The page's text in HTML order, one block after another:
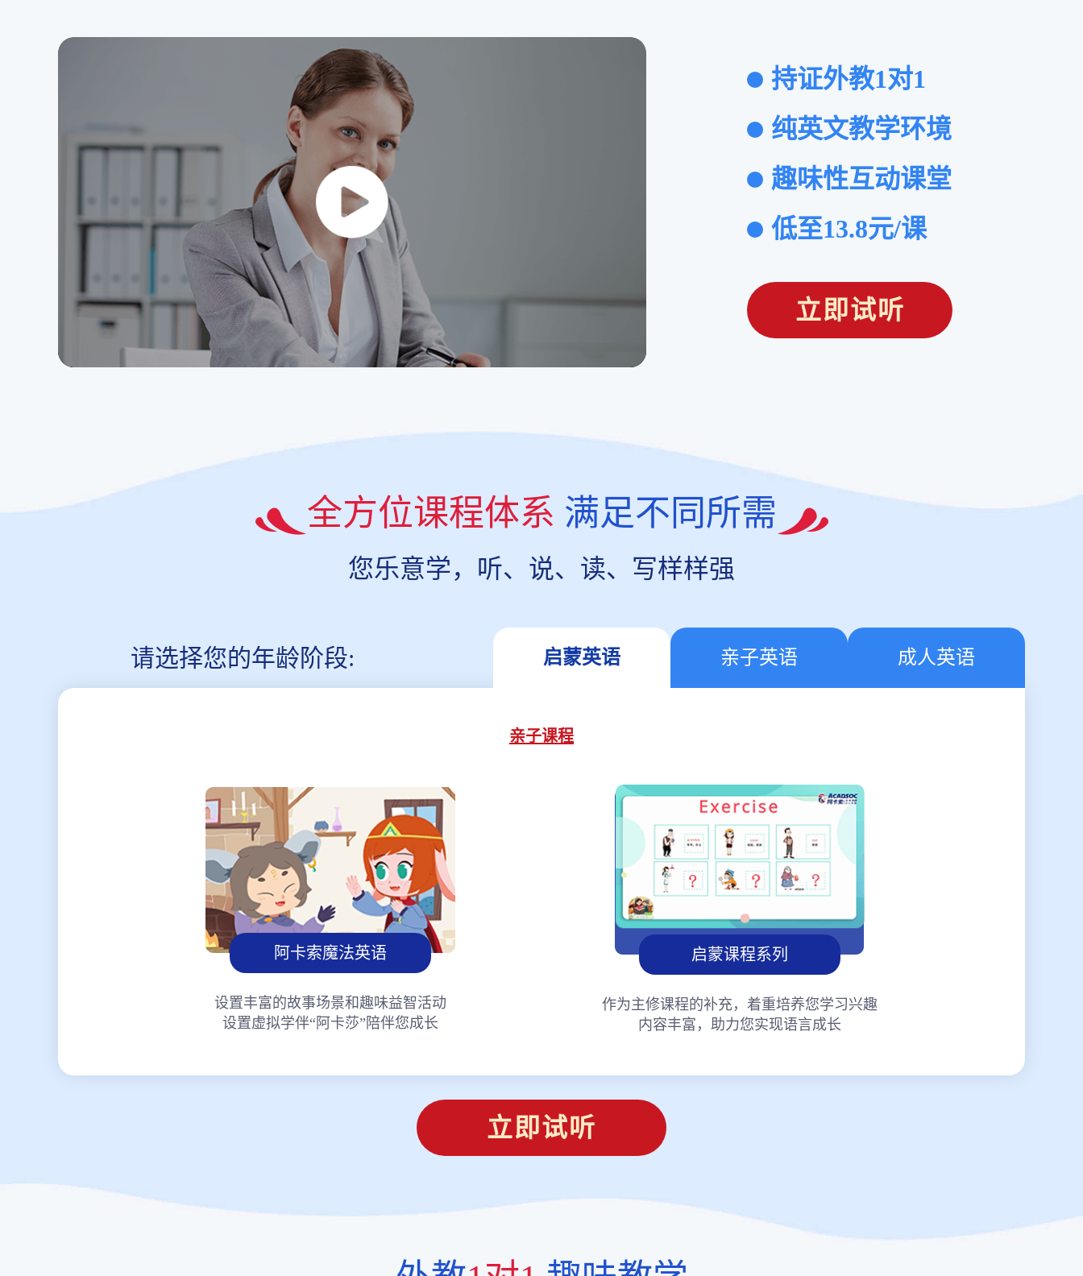
持证外教1对1
纯英文教学环境
趣味性互动课堂
低至13.8元/课
立即试听
全方位课程体系 满足不同所需
您乐意学，听、说、读、写样样强
请选择您的年龄阶段: 启蒙英语 亲子英语 成人英语
亲子课程
阿卡索魔法英语
设置丰富的故事场景和趣味益智活动
设置虚拟学伴“阿卡莎”陪伴您成长
启蒙课程系列
作为主修课程的补充，着重培养您学习兴趣
内容丰富，助力您实现语言成长
立即试听